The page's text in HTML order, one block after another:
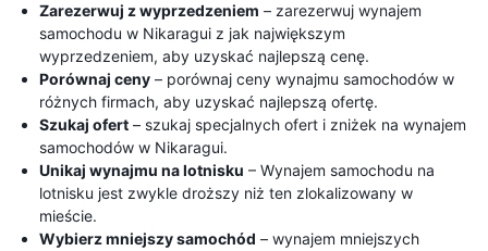
Zarezerwuj z wyprzedzeniem – zarezerwuj wynajem
samochodu w Nikaragui z jak największym
wyprzedzeniem, aby uzyskać najlepszą cenę.
Porównaj ceny – porównaj ceny wynajmu samochodów w
różnych firmach, aby uzyskać najlepszą ofertę.
Szukaj ofert – szukaj specjalnych ofert i zniżek na wynajem
samochodów w Nikaragui.
Unikaj wynajmu na lotnisku – Wynajem samochodu na
lotnisku jest zwykle droższy niż ten zlokalizowany w
mieście.
Wybierz mniejszy samochód – wynajem mniejszych